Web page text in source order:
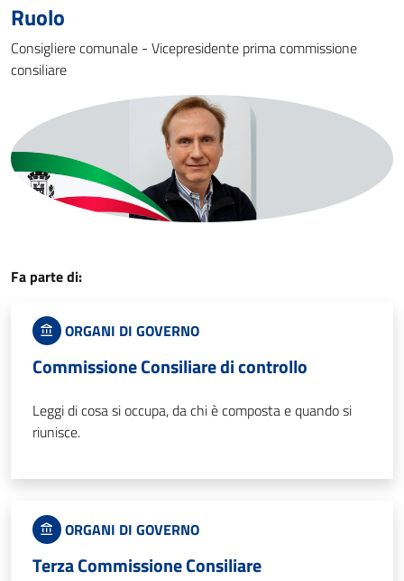
Ruolo
Consigliere comunale - Vicepresidente prima commissione
consiliare
Fa parte di:
ORGANI DI GOVERNO
Commissione Consiliare di controllo
Leggi di cosa si occupa, da chi è composta e quando si
riunisce.
ORGANI DI GOVERNO
Terza Commissione Consiliare